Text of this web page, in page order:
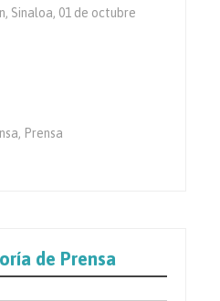
Sinaloa, 01 de octubre
, Prensa
de Prensa